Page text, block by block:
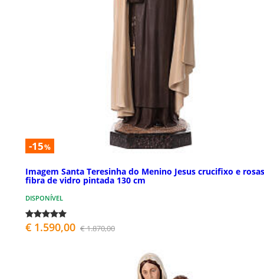
-15%
Imagem Santa Teresinha do Menino Jesus crucifixo e rosas
fibra de vidro pintada 130 cm
DISPONÍVEL
€ 1.590,00 € 1.870,00